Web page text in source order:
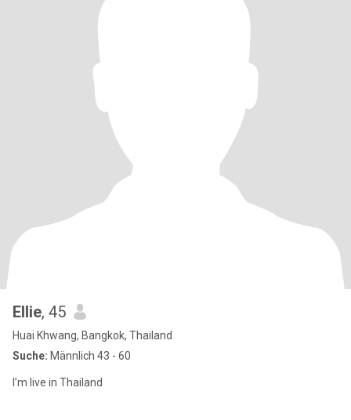
Ellie, 45
Huai Khwang, Bangkok, Thailand
Suche: Männlich 43 - 60
I’m live in Thailand